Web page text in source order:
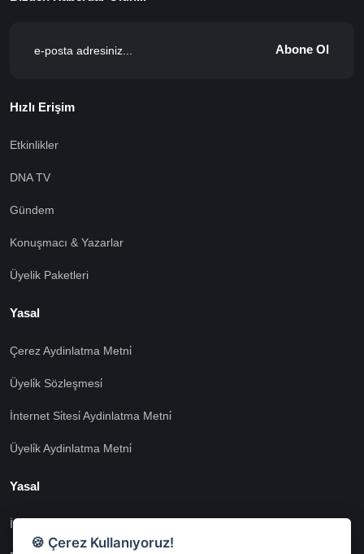
Abone Ol
Hızlı Erişim
Etkinlikler
DNA TV
Gündem
Konuşmacı & Yazarlar
Üyelik Paketleri
Yasal
Çerez Aydinlatma Metni̇
Üyeli̇k Sözleşmesi̇
İnternet Si̇tesi̇ Aydinlatma Metni̇
Üyeli̇k Aydinlatma Metni̇
Yasal
İşlem Rehberi̇
🍪 Çerez Kullanıyoruz!